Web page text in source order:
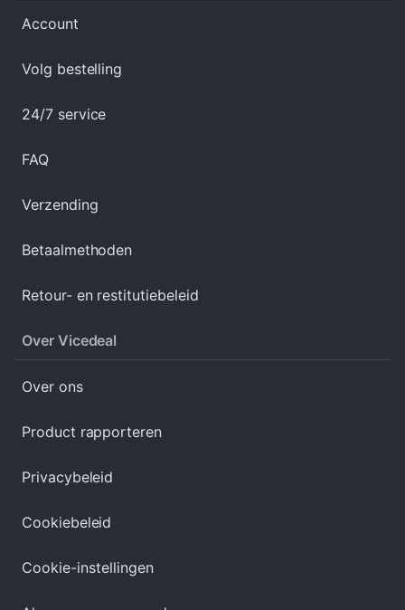
Account
Volg bestelling
24/7 service
FAQ
Verzending
Betaalmethoden
Retour- en restitutiebeleid
Over Vicedeal
Over ons
Product rapporteren
Privacybeleid
Cookiebeleid
Cookie-instellingen